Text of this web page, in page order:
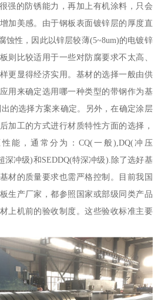
强的防锈能力，再加上有机涂料，只会
加美感。由于钢板表面镀锌层的厚度直
蚀性，因此以锌层较薄(5~8um)的电镀锌
则比较适用于一些对防腐要求不太高、
更显得经济实用。基材的选择一般由供
用来确定选用哪一种类型的带钢作为基
的选择方案来确定。另外，在确定涂层
加工的方式进行材质特性方面的选择，
能，通常分为：CQ(一般),DQ(冲压
深冲级)和SEDDQ(特深冲级).除了选好基
材的质量要求也需严格控制。目前我国
生产厂家，都参照国家或部级同类产品
上机前的验收制度。这些验收标准主要